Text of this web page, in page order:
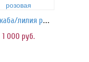
Сорокаба/лилия розовая
1 000 руб.